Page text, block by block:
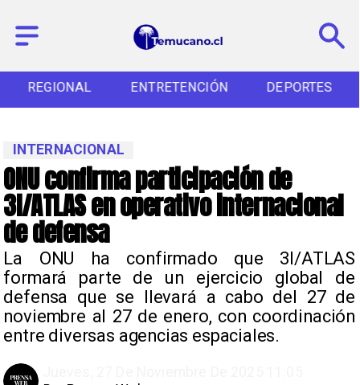
REGIONAL ENTRETENCIÓN DEPORTES
ONU confirma participación de
3I/ATLAS en operativo internacional
de defensa
La ONU ha confirmado que 3I/ATLAS
formará parte de un ejercicio global de
defensa que se llevará a cabo del 27 de
noviembre al 27 de enero, con coordinación
entre diversas agencias espaciales.
INTERNACIONAL